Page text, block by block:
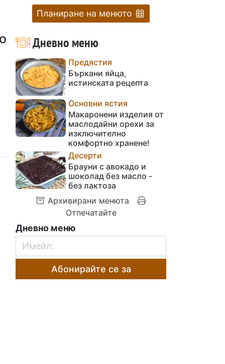
Планиране на менюто
Дневно меню
Предястия
Бъркани яйца,
истинската рецепта
Основни ястия
Макаронени изделия от
маслодайни орехи за
изключително
комфортно хранене!
Десерти
Брауни с авокадо и
шоколад без масло -
без лактоза
Архивирани менюта
Отпечатайте
Дневно меню
Абонирайте се за